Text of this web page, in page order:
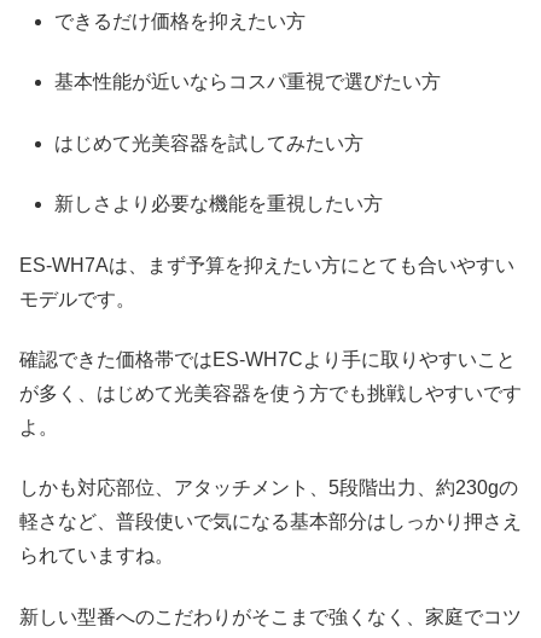
できるだけ価格を抑えたい方
基本性能が近いならコスパ重視で選びたい方
はじめて光美容器を試してみたい方
新しさより必要な機能を重視したい方
ES-WH7Aは、まず予算を抑えたい方にとても合いやすい
モデルです。
確認できた価格帯ではES-WH7Cより手に取りやすいこと
が多く、はじめて光美容器を使う方でも挑戦しやすいです
よ。
しかも対応部位、アタッチメント、5段階出力、約230gの
軽さなど、普段使いで気になる基本部分はしっかり押さえ
られていますね。
新しい型番へのこだわりがそこまで強くなく、家庭でコツ